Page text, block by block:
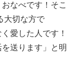
なべです！そこ
大切な方で
愛した人です！
送ります」と明